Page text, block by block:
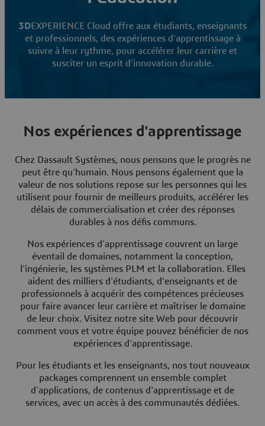
3DEXPERIENCE Cloud offre aux étudiants, enseignants
et professionnels, des expériences d'apprentissage à
suivre à leur rythme, pour accélérer leur carrière et
susciter un esprit d'innovation durable.
Nos expériences d'apprentissage
Chez Dassault Systèmes, nous pensons que le progrès ne
peut être qu'humain. Nous pensons également que la
valeur de nos solutions repose sur les personnes qui les
utilisent pour fournir de meilleurs produits, accélérer les
délais de commercialisation et créer des réponses
durables à nos défis communs.
Nos expériences d'apprentissage couvrent un large
éventail de domaines, notamment la conception,
l'ingénierie, les systèmes PLM et la collaboration. Elles
aident des milliers d'étudiants, d'enseignants et de
professionnels à acquérir des compétences précieuses
pour faire avancer leur carrière et maîtriser le domaine
de leur choix. Visitez notre site Web pour découvrir
comment vous et votre équipe pouvez bénéficier de nos
expériences d'apprentissage.
Pour les étudiants et les enseignants, nos tout nouveaux
packages comprennent un ensemble complet
d'applications, de contenus d'apprentissage et de
services, avec un accès à des communautés dédiées.